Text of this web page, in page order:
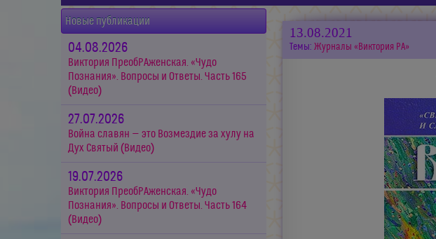
Новые публикации
04.08.2026
Виктория ПреобРАженская. «Чудо
Познания». Вопросы и Ответы. Часть 165
(Видео)
27.07.2026
Война славян — это Возмездие за хулу на
Дух Святый (Видео)
19.07.2026
Виктория ПреобРАженская. «Чудо
Познания». Вопросы и Ответы. Часть 164
(Видео)
13.08.2021
Темы: Журналы «Виктория РА»